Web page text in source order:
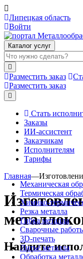
Липецкая область
Войти
Каталог услуг
Разместить заказ
Разместить заказ
Стать
Заказы
ИИ-ассистент
Заказчикам
Исполнителям
Тарифы
Механическая
Термическая
Химико-
Резка металла
Гибка металла
Сварочные
3D-печать
Литьё металла
Обработка
Главная—
Найдите